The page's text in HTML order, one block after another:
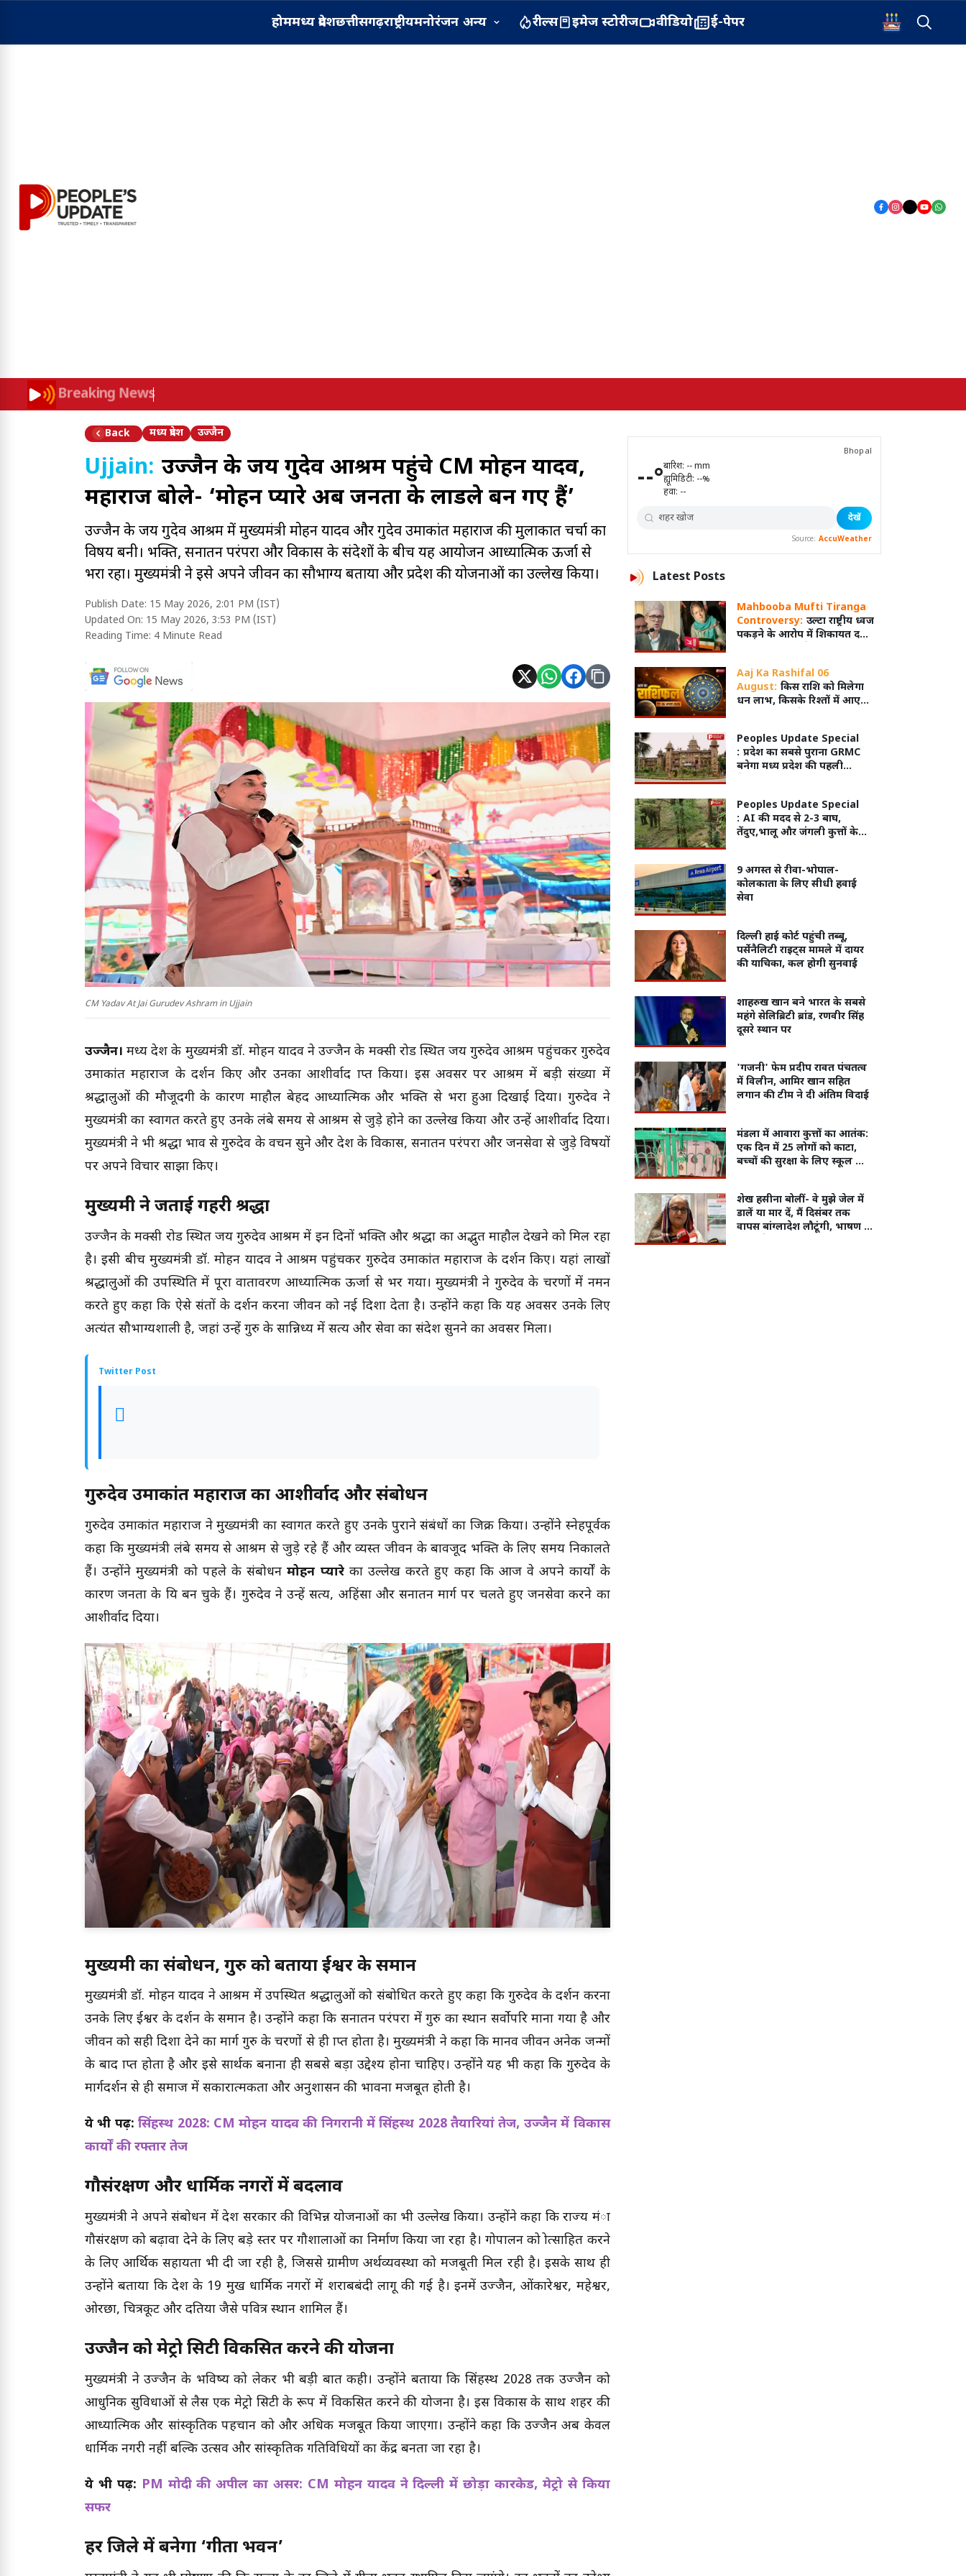
होममध्य प्रदेशछत्तीसगढ़राष्ट्रीयमनोरंजन अन्य रील्स इमेज स्टोरीज वीडियो ई-पेपर
Breaking News
Back मध्य प्रदेश उज्जैन
Ujjain: उज्जैन के जय गुरुदेव आश्रम पहुंचे CM मोहन यादव,
महाराज बोले- ‘मोहन प्यारे अब जनता के लाडले बन गए हैं’
उज्जैन के जय गुरुदेव आश्रम में मुख्यमंत्री मोहन यादव और गुरुदेव उमाकांत महाराज की मुलाकात चर्चा का
विषय बनी। भक्ति, सनातन परंपरा और विकास के संदेशों के बीच यह आयोजन आध्यात्मिक ऊर्जा से
भरा रहा। मुख्यमंत्री ने इसे अपने जीवन का सौभाग्य बताया और प्रदेश की योजनाओं का उल्लेख किया।
Publish Date: 15 May 2026, 2:01 PM (IST)
Updated On: 15 May 2026, 3:53 PM (IST)
Reading Time: 4 Minute Read
CM Yadav At Jai Gurudev Ashram in Ujjain
उज्जैन।मध्य प्रदेश के मुख्यमंत्री डॉ. मोहन यादव ने उज्जैन के मक्सी रोड स्थित जय गुरुदेव आश्रम पहुंचकर गुरुदेव
उमाकांत महाराज के दर्शन किए और उनका आशीर्वाद प्राप्त किया। इस अवसर पर आश्रम में बड़ी संख्या में
श्रद्धालुओं की मौजूदगी के कारण माहौल बेहद आध्यात्मिक और भक्ति से भरा हुआ दिखाई दिया। गुरुदेव ने
मुख्यमंत्री का स्वागत करते हुए उनके लंबे समय से आश्रम से जुड़े होने का उल्लेख किया और उन्हें आशीर्वाद दिया।
मुख्यमंत्री ने भी श्रद्धा भाव से गुरुदेव के प्रवचन सुने और प्रदेश के विकास, सनातन परंपरा और जनसेवा से जुड़े विषयों
पर अपने विचार साझा किए।
मुख्यमंत्री ने जताई गहरी श्रद्धा
उज्जैन के मक्सी रोड स्थित जय गुरुदेव आश्रम में इन दिनों भक्ति और श्रद्धा का अद्भुत माहौल देखने को मिल रहा
है। इसी बीच मुख्यमंत्री डॉ. मोहन यादव ने आश्रम पहुंचकर गुरुदेव उमाकांत महाराज के दर्शन किए। यहां लाखों
श्रद्धालुओं की उपस्थिति में पूरा वातावरण आध्यात्मिक ऊर्जा से भर गया। मुख्यमंत्री ने गुरुदेव के चरणों में नमन
करते हुए कहा कि ऐसे संतों के दर्शन करना जीवन को नई दिशा देता है। उन्होंने कहा कि यह अवसर उनके लिए
अत्यंत सौभाग्यशाली है, जहां उन्हें गुरु के सान्निध्य में सत्य और सेवा का संदेश सुनने का अवसर मिला।
Twitter Post
गुरुदेव उमाकांत महाराज का आशीर्वाद और संबोधन
गुरुदेव उमाकांत महाराज ने मुख्यमंत्री का स्वागत करते हुए उनके पुराने संबंधों का जिक्र किया। उन्होंने स्नेहपूर्वक
कहा कि मुख्यमंत्री लंबे समय से आश्रम से जुड़े रहे हैं और व्यस्त जीवन के बावजूद भक्ति के लिए समय निकालते
हैं। उन्होंने मुख्यमंत्री को पहले के संबोधनमोहन प्यारे का उल्लेख करते हुए कहा कि आज वे अपने कार्यों के
कारण जनता के प्रिय बन चुके हैं। गुरुदेव ने उन्हें सत्य, अहिंसा और सनातन मार्ग पर चलते हुए जनसेवा करने का
आशीर्वाद दिया।
मुख्यमंत्री का संबोधन, गुरु को बताया ईश्वर के समान
मुख्यमंत्री डॉ. मोहन यादव ने आश्रम में उपस्थित श्रद्धालुओं को संबोधित करते हुए कहा कि गुरुदेव के दर्शन करना
उनके लिए ईश्वर के दर्शन के समान है। उन्होंने कहा कि सनातन परंपरा में गुरु का स्थान सर्वोपरि माना गया है और
जीवन को सही दिशा देने का मार्ग गुरु के चरणों से ही प्राप्त होता है। मुख्यमंत्री ने कहा कि मानव जीवन अनेक जन्मों
के बाद प्राप्त होता है और इसे सार्थक बनाना ही सबसे बड़ा उद्देश्य होना चाहिए। उन्होंने यह भी कहा कि गुरुदेव के
मार्गदर्शन से ही समाज में सकारात्मकता और अनुशासन की भावना मजबूत होती है।
ये भी पढ़ें:सिंहस्थ 2028: CM मोहन यादव की निगरानी में सिंहस्थ 2028 तैयारियां तेज, उज्जैन में विकास
कार्यों की रफ्तार तेज
गौसंरक्षण और धार्मिक नगरों में बदलाव
मुख्यमंत्री ने अपने संबोधन में प्रदेश सरकार की विभिन्न योजनाओं का भी उल्लेख किया। उन्होंने कहा कि राज्य मंा
गौसंरक्षण को बढ़ावा देने के लिए बड़े स्तर पर गौशालाओं का निर्माण किया जा रहा है। गोपालन को प्रोत्साहित करने
के लिए आर्थिक सहायता भी दी जा रही है, जिससे ग्रामीण अर्थव्यवस्था को मजबूती मिल रही है। इसके साथ ही
उन्होंने बताया कि प्रदेश के 19 प्रमुख धार्मिक नगरों में शराबबंदी लागू की गई है। इनमें उज्जैन, ओंकारेश्वर, महेश्वर,
ओरछा, चित्रकूट और दतिया जैसे पवित्र स्थान शामिल हैं।
उज्जैन को मेट्रो सिटी विकसित करने की योजना
मुख्यमंत्री ने उज्जैन के भविष्य को लेकर भी बड़ी बात कही। उन्होंने बताया कि सिंहस्थ 2028 तक उज्जैन को
आधुनिक सुविधाओं से लैस एक मेट्रो सिटी के रूप में विकसित करने की योजना है। इस विकास के साथ शहर की
आध्यात्मिक और सांस्कृतिक पहचान को और अधिक मजबूत किया जाएगा। उन्होंने कहा कि उज्जैन अब केवल
धार्मिक नगरी नहीं बल्कि उत्सव और सांस्कृतिक गतिविधियों का केंद्र बनता जा रहा है।
ये भी पढ़ें: PM मोदी की अपील का असर: CM मोहन यादव ने दिल्ली में छोड़ा कारकेड, मेट्रो से किया
सफर
हर जिले में बनेगा ‘गीता भवन’
Bhopal
--°बारिश: --mm
ह्यूमिडिटी: --%
हवा: --
देखें
Source: AccuWeather
Latest Posts
Mahbooba Mufti Tiranga
Controversy: उल्टा राष्ट्रीय ध्वज
पकड़ने के आरोप में शिकायत दर्ज,
Aaj Ka Rashifal 06
August: किस राशि को मिलेगा
धन लाभ, किसके रिश्तों में आएगी
Peoples Update Special
: प्रदेश का सबसे पुराना GRMC
बनेगा मध्य प्रदेश की पहली
Peoples Update Special
: AI की मदद से 2-3 बाघ,
तेंदुए,भालू और जंगली कुत्तों के
9 अगस्त से रीवा-भोपाल-
कोलकाता के लिए सीधी हवाई
सेवा
दिल्ली हाई कोर्ट पहुंची तब्बू,
पर्सेनैलिटी राइट्स मामले में दायर
की याचिका, कल होगी सुनवाई
शाहरुख खान बने भारत के सबसे
महंगे सेलिब्रिटी ब्रांड, रणवीर सिंह
दूसरे स्थान पर
'गजनी' फेम प्रदीप रावत पंचतत्व
में विलीन, आमिर खान सहित
लगान की टीम ने दी अंतिम विदाई
मंडला में आवारा कुत्तों का आतंक:
एक दिन में 25 लोगों को काटा,
बच्चों की सुरक्षा के लिए स्कूल और
शेख हसीना बोलीं- वे मुझे जेल में
डालें या मार दें, मैं दिसंबर तक
वापस बांग्लादेश लौटूंगी, भाषण के